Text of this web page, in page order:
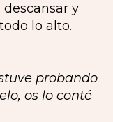
y
lo alto.
probando
os lo conté